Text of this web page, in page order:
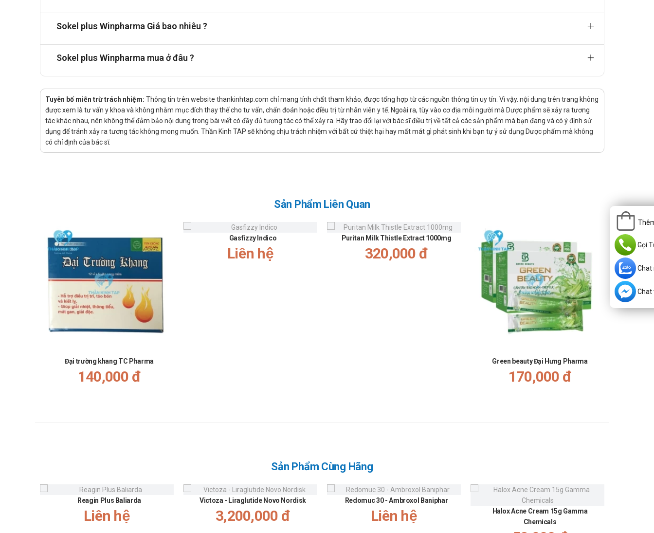
Không sử dụng khi đã hết hạn, vì hiệu quả có thể giảm sút hoặc có thể gây hại.
Tương tác
Chưa có thông tin.
Lời khuyên an toàn
Thai kỳ: Vì chưa có nghiên cứu về độ an toàn và hiệu quả cho phụ nữ có thai. Do đó không được dùng cho phụ nữ mang thai.
Cho con bú: Vì chưa có nghiên cứu về độ an toàn và hiệu quả cho phụ nữ con bú. Do đó không được dùng cho phụ nữ cho con bú.
Lái xe và vận hành máy móc: Chưa có báo cáo cụ thể về những ảnh hưởng của Sokel plus đối với khả năng lái xe và vận hành máy móc. Tuy nhiên, để đảm bảo an toàn bạn cần tham
khảo ý kiến bác sĩ hoặc dược sĩ trước khi sử dụng.
Tên: Công ty TNHH Dược Mỹ Phẩm Winpharma.
Xuất xứ: Việt Nam.
Sản phẩm tương tự
Đang cập nhật.
Nguồn thông tin: dichvucong.dav.gov.vn/congbothuoc
Sokel plus Winpharma Giá bao nhiêu ?
Sokel plus Winpharma mua ở đâu ?
Tuyên bố miễn trừ trách nhiệm: Thông tin trên website thankinhtap.com chỉ mang tính chất tham khảo, được tổng hợp từ các nguồn thông tin uy tín. Vì vậy. nội dung trên trang không
được xem là tư vấn y khoa và không nhằm mục đích thay thế cho tư vấn, chẩn đoán hoặc điều trị từ nhân viên y tế. Ngoài ra, tùy vào cơ địa mỗi người mà Dược phẩm sẽ xảy ra tương
tác khác nhau, nên không thể đảm bảo nội dung trong bài viết có đầy đủ tương tác có thể xảy ra. Hãy trao đổi lại với bác sĩ điều trị về tất cả các sản phẩm mà bạn đang và có ý định sử
dụng để tránh xảy ra tương tác không mong muốn. Thần Kinh TAP sẽ không chịu trách nhiệm với bất cứ thiệt hại hay mất mát gì phát sinh khi bạn tự ý sử dụng Dược phẩm mà không
có chỉ định của bác sĩ.
Sản Phẩm Liên Quan
Đại trường khang TC Pharma
140,000 đ
Gasfizzy Indico
Liên hệ
Puritan Milk Thistle Extract 1000mg
320,000 đ
Green beauty Đại Hưng Pharma
170,000 đ
Sản Phẩm Cùng Hãng
Reagin Plus Baliarda
Liên hệ
Victoza - Liraglutide Novo Nordisk
3,200,000 đ
Redomuc 30 - Ambroxol Baniphar
Liên hệ
Halox Acne Cream 15g Gamma
Chemicals
Gọi
Chat
Chat